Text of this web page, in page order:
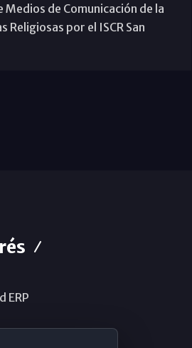
de Comunicación de la
Religiosas por el ISCR San
ERP